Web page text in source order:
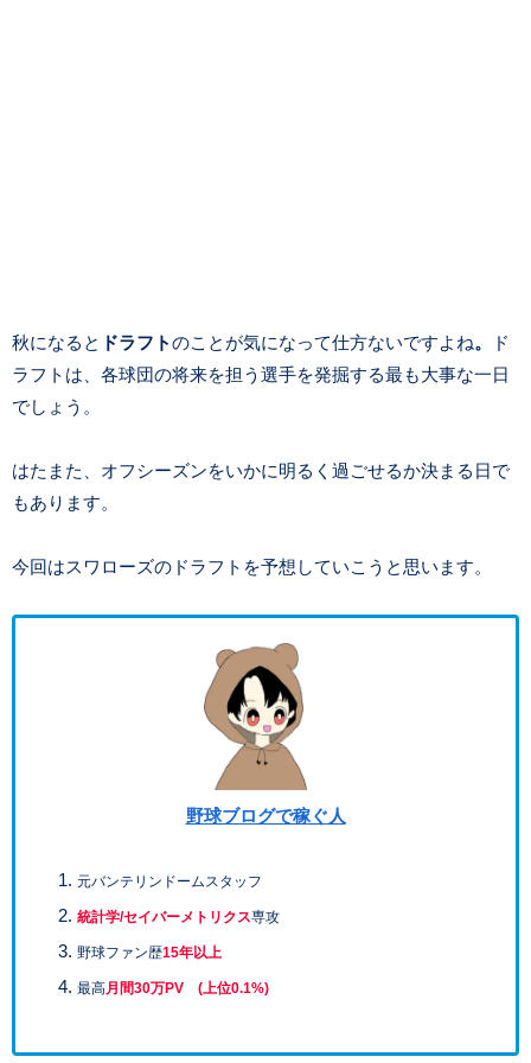
秋になると ドラフトのことが気になって仕方ないですよね。
ド
ラフトは、各球団の将来を担う選手を発掘する最も大事な一日
でしょう。
はたまた、オフシーズンをいかに明るく過ごせるか決まる日で
もあります。
今回はスワローズのドラフトを予想していこうと思います。
野球ブログで稼ぐ人
元バンテリンドームスタッフ
統計学/セイバーメトリクス専攻
野球ファン歴15年以上
最高月間30万PV (上位0.1%)